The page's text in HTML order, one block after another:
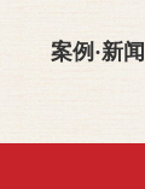
案例·新闻